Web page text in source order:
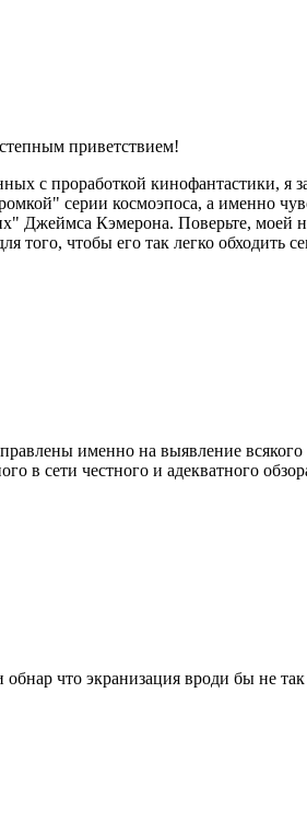
приветствием!
с проработкой кинофантастики, я
серии космоэпоса, а именно
Джеймса Кэмерона. Поверьте,
того, чтобы его так легко обходить
именно на выявление
в сети честного и адекватного
что экранизация вроди бы не